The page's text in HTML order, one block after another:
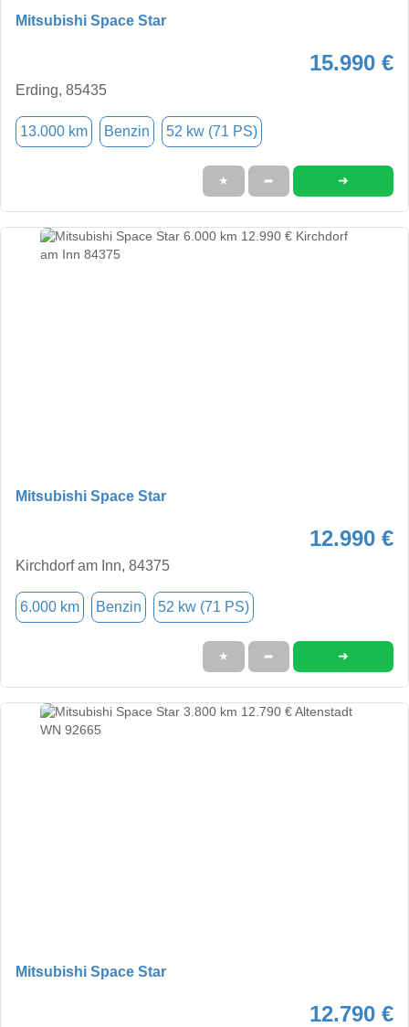
Mitsubishi Space Star
15.990 €
Erding, 85435
13.000 km Benzin 52 kw (71 PS)
★ ➦ ➜
Mitsubishi Space Star
12.990 €
Kirchdorf am Inn, 84375
6.000 km Benzin 52 kw (71 PS)
★ ➦ ➜
Mitsubishi Space Star
12.790 €